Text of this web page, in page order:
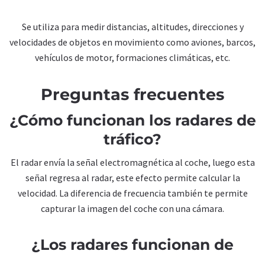
Se utiliza para medir distancias, altitudes, direcciones y
velocidades de objetos en movimiento como aviones, barcos,
vehículos de motor, formaciones climáticas, etc.
Preguntas frecuentes
¿Cómo funcionan los radares de
tráfico?
El radar envía la señal electromagnética al coche, luego esta
señal regresa al radar, este efecto permite calcular la
velocidad. La diferencia de frecuencia también te permite
capturar la imagen del coche con una cámara.
¿Los radares funcionan de